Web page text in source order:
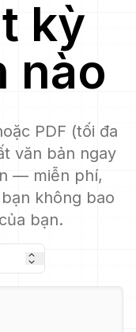
kỳ
nào
PDF (tối đa
văn bản ngay
— miễn phí,
không bao
bạn.